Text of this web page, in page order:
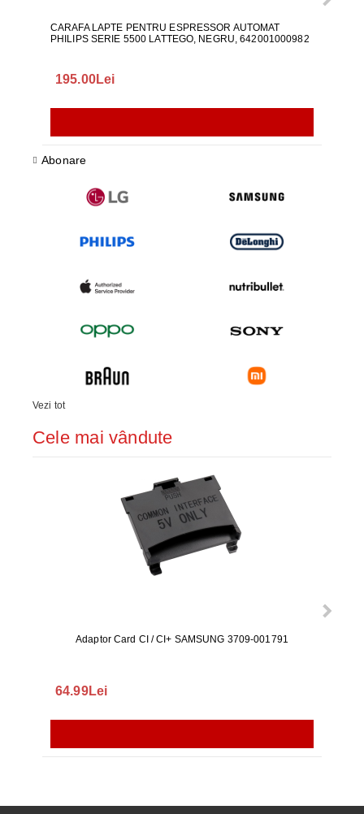
CARAFA LAPTE PENTRU ESPRESSOR AUTOMAT
PHILIPS SERIE 5500 LATTEGO, NEGRU, 642001000982
195.00Lei
Abonare
Vezi tot
Cele mai vândute
Adaptor Card CI / CI+ SAMSUNG 3709-001791
64.99Lei